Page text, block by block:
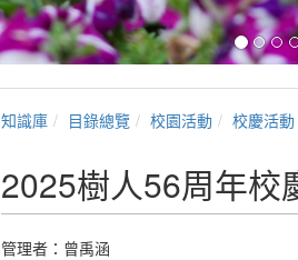
知識庫 目錄總覽 校園活動 校慶活動
2025樹人56周年校
管理者：曾禹涵